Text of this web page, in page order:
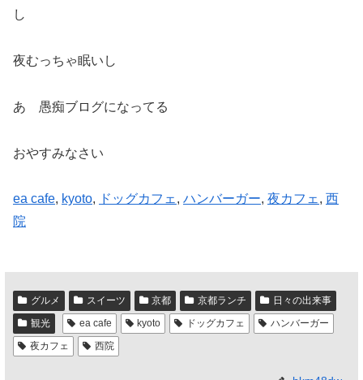
し
夜むっちゃ眠いし
あ 愚痴ブログになってる
おやすみなさい
ea cafe, kyoto, ドッグカフェ , ハンバーガー, 夜カフェ , 西
院
グルメ スイーツ 京都 京都ランチ
日々の出来事
観光
ea cafe kyoto ドッグカフェ
ハンバーガー
夜カフェ
西院